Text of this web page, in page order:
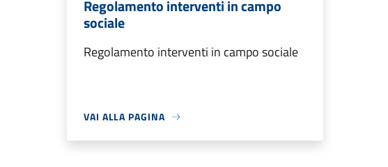
Regolamento interventi in campo
sociale
Regolamento interventi in campo sociale
VAI ALLA PAGINA